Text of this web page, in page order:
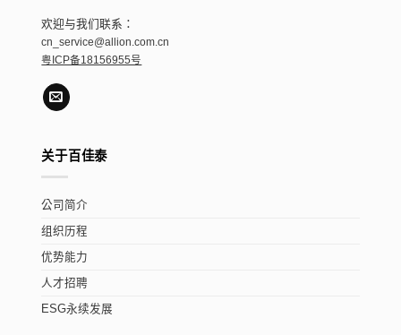
欢迎与我们联系：
cn_service@allion.com.cn
粤ICP备18156955号
关于百佳泰
公司简介
组织历程
优势能力
人才招聘
ESG永续发展